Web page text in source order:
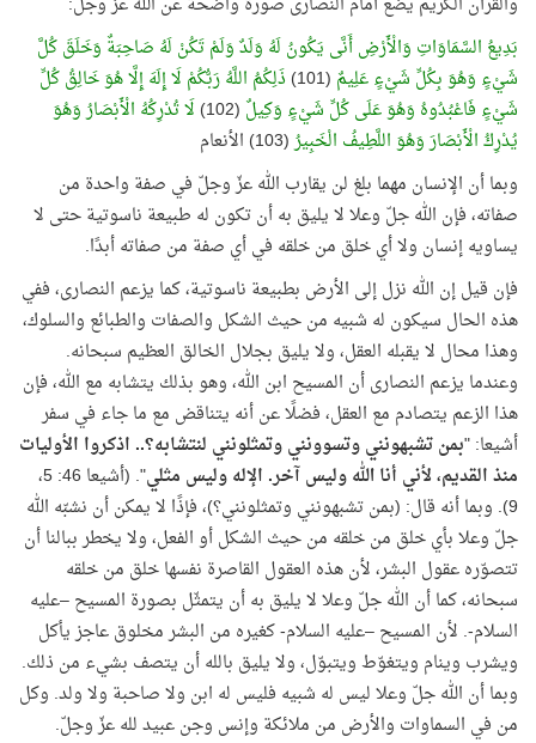
بَدِيعُ السَّمَاوَاتِ وَالْأَرْضِ أَنَّى يَكُونُ لَهُ وَلَدٌ وَلَمْ تَكُنْ لَهُ صَاحِبَةٌ وَخَلَقَ كُلَّ
شَيْءٍ وَهُوَ بِكُلِّ شَيْءٍ عَلِيمٌ (101)
ذَلِكُمُ اللَّهُ رَبُّكُمْ لَا إِلَهَ إِلَّا هُوَ خَالِقُ كُلِّ
شَيْءٍ فَاعْبُدُوهُ وَهُوَ عَلَى كُلِّ شَيْءٍ وَكِيلٌ (102)
لَا تُدْرِكُهُ الْأَبْصَارُ وَهُوَ
يُدْرِكُ الْأَبْصَارَ وَهُوَ اللَّطِيفُ الْخَبِيرُ(103) الأنعام
وبما أن الإنسان مهما بلغ لن يقارب الله عزّ وجلّ في صفة واحدة من
صفاته، فإن الله جلّ وعلا لا يليق به أن تكون له طبيعة ناسوتية حتى لا
يساويه إنسان ولا أي خلق من خلقه في أي صفة من صفاته أبدًا.
فإن قيل إن الله نزل إلى الأرض بطبيعة ناسوتية، كما يزعم النصارى، ففي
هذه الحال سيكون له شبيه من حيث الشكل والصفات والطبائع والسلوك،
وهذا محال لا يقبله العقل، ولا يليق بجلال الخالق العظيم سبحانه.
وعندما يزعم النصارى أن المسيح ابن الله، وهو بذلك يتشابه مع الله، فإن
هذا الزعم يتصادم مع العقل، فضلًا عن أنه يتناقض مع ما جاء في سفر
أشيعا: "بمن تشبهونني وتسوونني وتمثلونني لنتشابه؟.. اذكروا الأوليات
منذ القديم، لأني أنا الله وليس آخر. الإله وليس مثلي
". (أشيعا 46: 5،
9). وبما أنه قال: (بمن تشبهونني وتمثلونني؟)، فإذًا لا يمكن أن نشبّه الله
جلّ وعلا بأي خلق من خلقه من حيث الشكل أو الفعل، ولا يخطر ببالنا أن
تتصوّره عقول البشر، لأن هذه العقول القاصرة نفسها خلق من خلقه
سبحانه، كما أن الله جلّ وعلا لا يليق به أن يتمثّل بصورة المسيح –عليه
السلام-. لأن المسيح –عليه السلام- كغيره من البشر مخلوق عاجز يأكل
ويشرب وينام ويتغوّط ويتبوّل، ولا يليق بالله أن يتصف بشيء من ذلك.
وبما أن الله جلّ وعلا ليس له شبيه فليس له ابن ولا صاحبة ولا ولد. وكل
من في السماوات والأرض من ملائكة وإنس وجن عبيد لله عزّ وجلّ.